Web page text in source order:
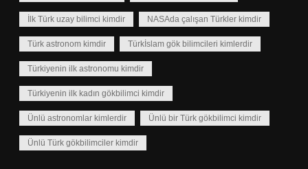
İlk Türk uzay bilimci kimdir NASAda çalışan Türkler kimdir
Türk astronom kimdir Türkİslam gök bilimcileri kimlerdir
Türkiyenin ilk astronomu kimdir
Türkiyenin ilk kadın gökbilimci kimdir
Ünlü astronomlar kimlerdir Ünlü bir Türk gökbilimci kimdir
Ünlü Türk gökbilimciler kimdir